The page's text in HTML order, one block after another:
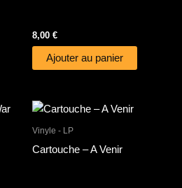
8,00 €
Ajouter au panier
Vinyle - LP
Cartouche – A Venir